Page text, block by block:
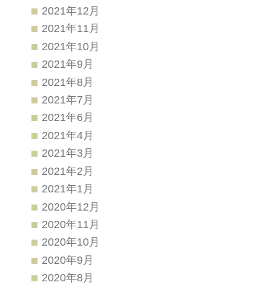
2021年12月
2021年11月
2021年10月
2021年9月
2021年8月
2021年7月
2021年6月
2021年4月
2021年3月
2021年2月
2021年1月
2020年12月
2020年11月
2020年10月
2020年9月
2020年8月